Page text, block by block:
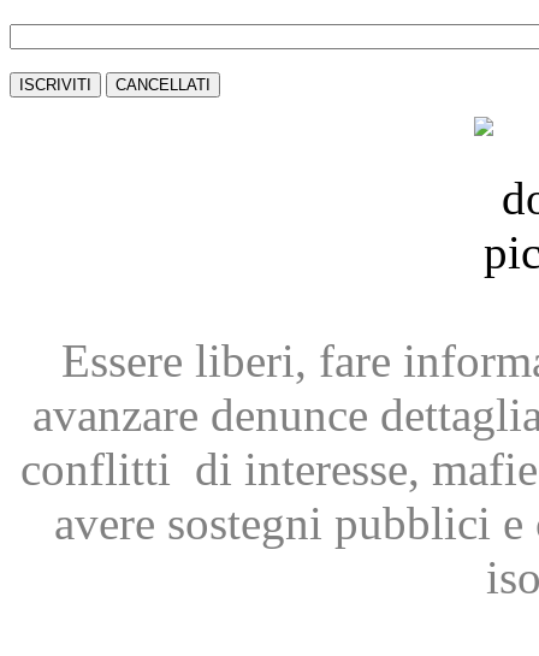
Essere liberi, fare
avanzare denunce
conflitti di interesse,
avere sostegni pubblici